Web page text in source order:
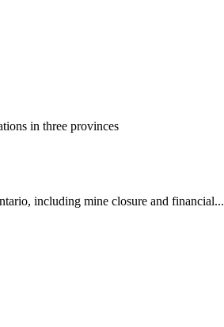
in three provinces
including mine closure and financial...